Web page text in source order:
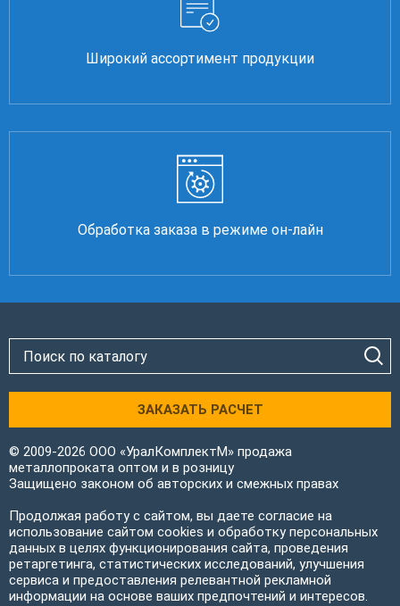
Широкий ассортимент продукции
Обработка заказа в режиме он-лайн
ЗАКАЗАТЬ РАСЧЕТ
© 2009-2026 ООО «УралКомплектМ» продажа
металлопроката оптом и в розницу
Защищено законом об авторских и смежных правах
Продолжая работу с сайтом, вы даете согласие на
использование сайтом cookies и обработку персональных
данных в целях функционирования сайта, проведения
ретаргетинга, статистических исследований, улучшения
сервиса и предоставления релевантной рекламной
информации на основе ваших предпочтений и интересов.